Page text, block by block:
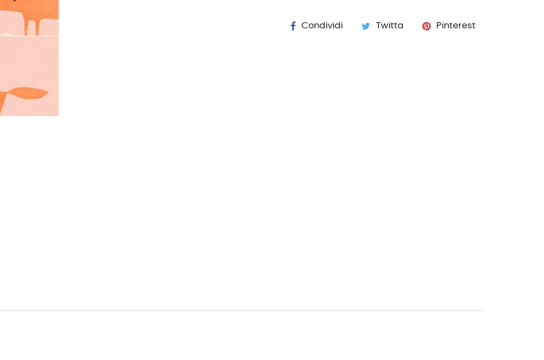
Condividi Twitta Pinterest